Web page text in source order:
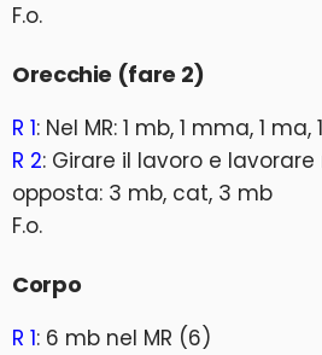
F.o.
Orecchie (fare 2)
R 1: Nel MR: 1 mb, 1 mma, 1
R 2: Girare il lavoro e
opposta: 3 mb, cat, 3 mb
F.o.
Corpo
R 1: 6 mb nel MR (6)